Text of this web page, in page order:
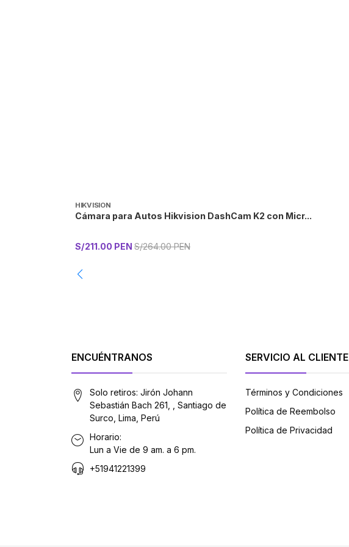
HIKVISION
Cámara para Autos Hikvision DashCam K2 con Micr...
S/211.00 PEN S/264.00 PEN
ENCUÉNTRANOS
Solo retiros: Jirón Johann
Sebastián Bach 261, , Santiago de
Surco, Lima, Perú
Horario:
Lun a Vie de 9 am. a 6 pm.
+51941221399
SERVICIO AL CLIENTE
Términos y Condiciones
Política de Reembolso
Política de Privacidad